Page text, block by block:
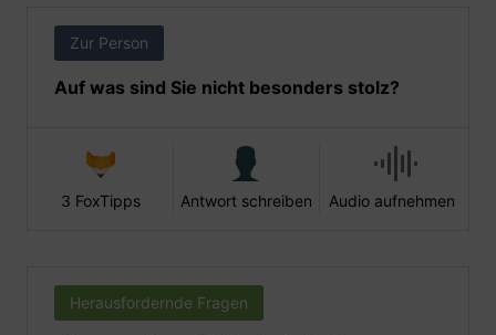
Zur Person
Auf was sind Sie nicht besonders stolz?
3 FoxTipps Antwort schreiben Audio aufnehmen
Herausfordernde Fragen